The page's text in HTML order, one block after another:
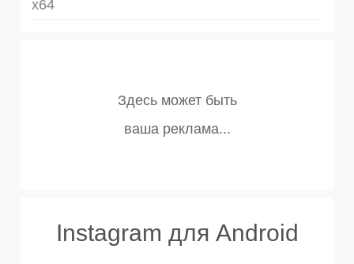
x64
Instagram для Android